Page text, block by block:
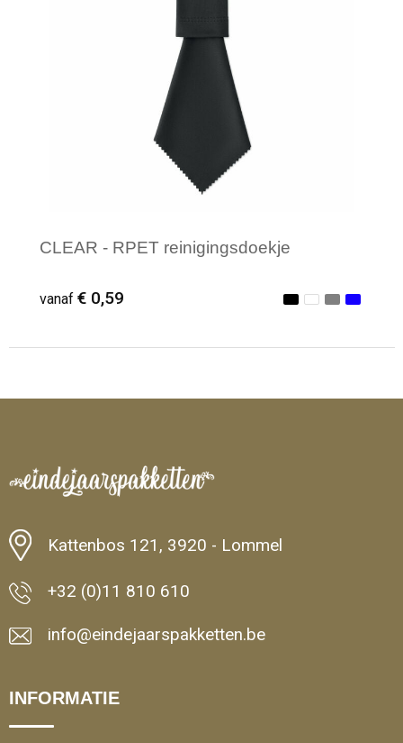
CLEAR - RPET reinigingsdoekje
vanaf € 0,59
Minimale afname: 1
Kattenbos 121, 3920 - Lommel
+32 (0)11 810 610
info@eindejaarspakketten.be
INFORMATIE